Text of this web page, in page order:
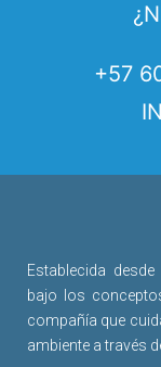
+57
Establecida
bajo los
compañía que
ambiente a través